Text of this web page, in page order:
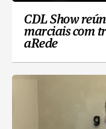
CDL Show
marciais com
aRede